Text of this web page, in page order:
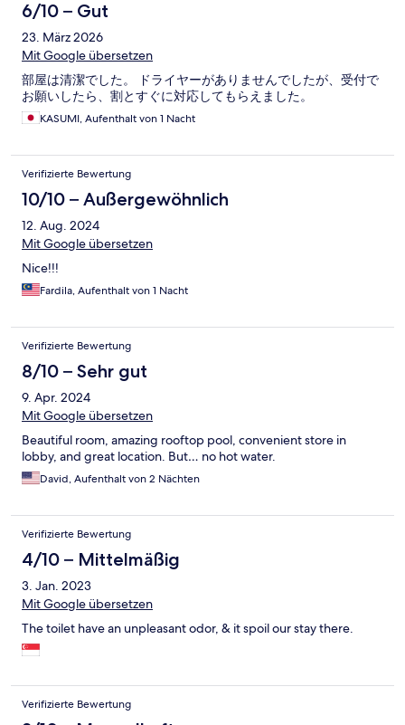
6/10 – Gut
23. März 2026
Mit Google übersetzen
部屋は清潔でした。 ドライヤーがありませんでしたが、受付で
お願いしたら、割とすぐに対応してもらえました。
KASUMI, Aufenthalt von 1 Nacht
Verifizierte Bewertung
10/10 – Außergewöhnlich
12. Aug. 2024
Mit Google übersetzen
Nice!!!
Fardila, Aufenthalt von 1 Nacht
Verifizierte Bewertung
8/10 – Sehr gut
9. Apr. 2024
Mit Google übersetzen
Beautiful room, amazing rooftop pool, convenient store in
lobby, and great location. But… no hot water.
David, Aufenthalt von 2 Nächten
Verifizierte Bewertung
4/10 – Mittelmäßig
3. Jan. 2023
Mit Google übersetzen
The toilet have an unpleasant odor, & it spoil our stay there.
Verifizierte Bewertung